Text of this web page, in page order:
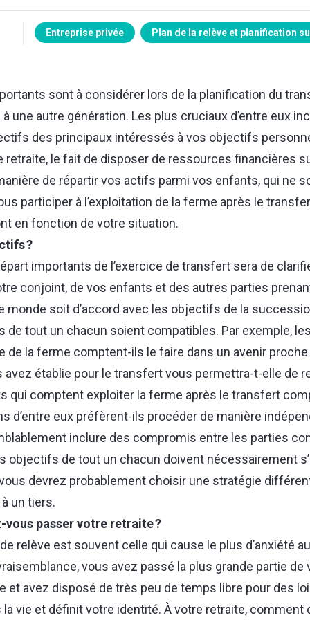
Entreprise privée Plan de la relève et planification
sont à considérer lors de la planification du
une autre génération. Les plus cruciaux d’entre eux
des principaux intéressés à vos objectifs
retraite, le fait de disposer de ressources financières
de répartir vos actifs parmi vos enfants, qui ne
participer à l’exploitation de la ferme après le
en fonction de votre situation.
?
importants de l’exercice de transfert sera de
conjoint, de vos enfants et des autres parties
monde soit d’accord avec les objectifs de la
tout un chacun soient compatibles. Par exemple,
de la ferme comptent-ils le faire dans un avenir proche
avez établie pour le transfert vous permettra-t-elle de
qui comptent exploiter la ferme après le transfert
d’entre eux préfèrent-ils procéder de manière
inclure des compromis entre les parties
objectifs de tout un chacun doivent nécessairement
devrez probablement choisir une stratégie
un tiers.
passer votre retraite ?
relève est souvent celle qui cause le plus d’anxiété
vous avez passé la plus grande partie de
et avez disposé de très peu de temps libre pour des
la vie et définit votre identité. À votre retraite,